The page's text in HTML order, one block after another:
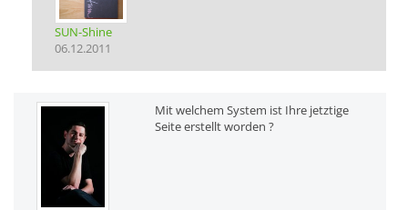
SUN-Shine
06.12.2011
Mit welchem System ist Ihre jetztige
Seite erstellt worden ?